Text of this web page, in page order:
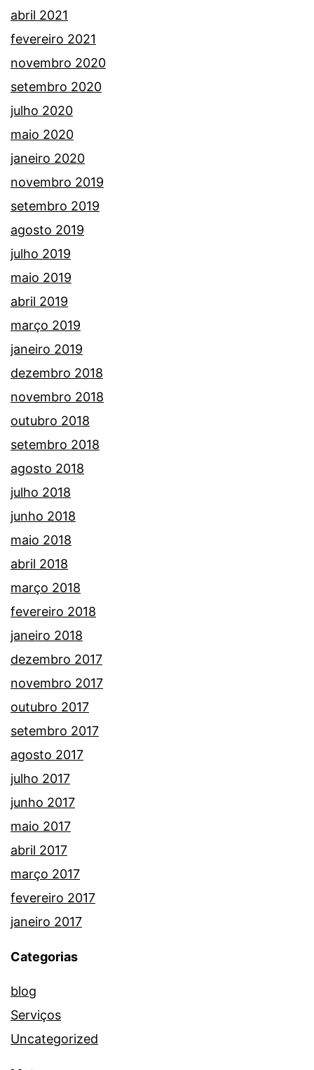
abril 2021
fevereiro 2021
novembro 2020
setembro 2020
julho 2020
maio 2020
janeiro 2020
novembro 2019
setembro 2019
agosto 2019
julho 2019
maio 2019
abril 2019
março 2019
janeiro 2019
dezembro 2018
novembro 2018
outubro 2018
setembro 2018
agosto 2018
julho 2018
junho 2018
maio 2018
abril 2018
março 2018
fevereiro 2018
janeiro 2018
dezembro 2017
novembro 2017
outubro 2017
setembro 2017
agosto 2017
julho 2017
junho 2017
maio 2017
abril 2017
março 2017
fevereiro 2017
janeiro 2017
Categorias
blog
Serviços
Uncategorized